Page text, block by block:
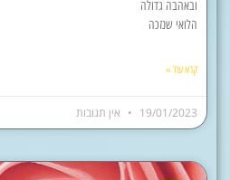
ובאהבה גדולה
הלואי שנזכה
קרא עוד »
19/01/2023 אין תגובות